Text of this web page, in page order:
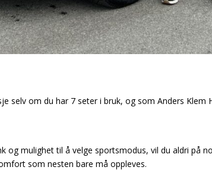
selv om du har 7 seter i bruk, og som Anders
og mulighet til å velge sportsmodus, vil du aldri på
som nesten bare må oppleves.